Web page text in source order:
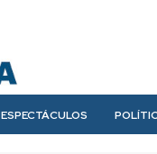
ESPECTÁCULOS